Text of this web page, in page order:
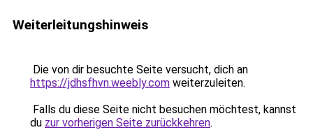
Weiterleitungshinweis
Die von dir besuchte Seite versucht, dich an
https://jdhsfhvn.weebly.com weiterzuleiten.
Falls du diese Seite nicht besuchen möchtest, kannst
du zur vorherigen Seite zurückkehren.